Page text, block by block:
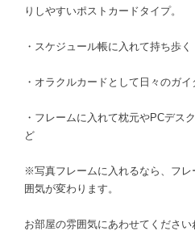
りしやすいポストカードタイプ。
・スケジュール帳に入れて持ち歩く
・オラクルカードとして日々のガイ
・フレームに入れて枕元やPCデ
ど
※写真フレームに入れるなら、フ
囲気が変わります。
お部屋の雰囲気にあわせてください